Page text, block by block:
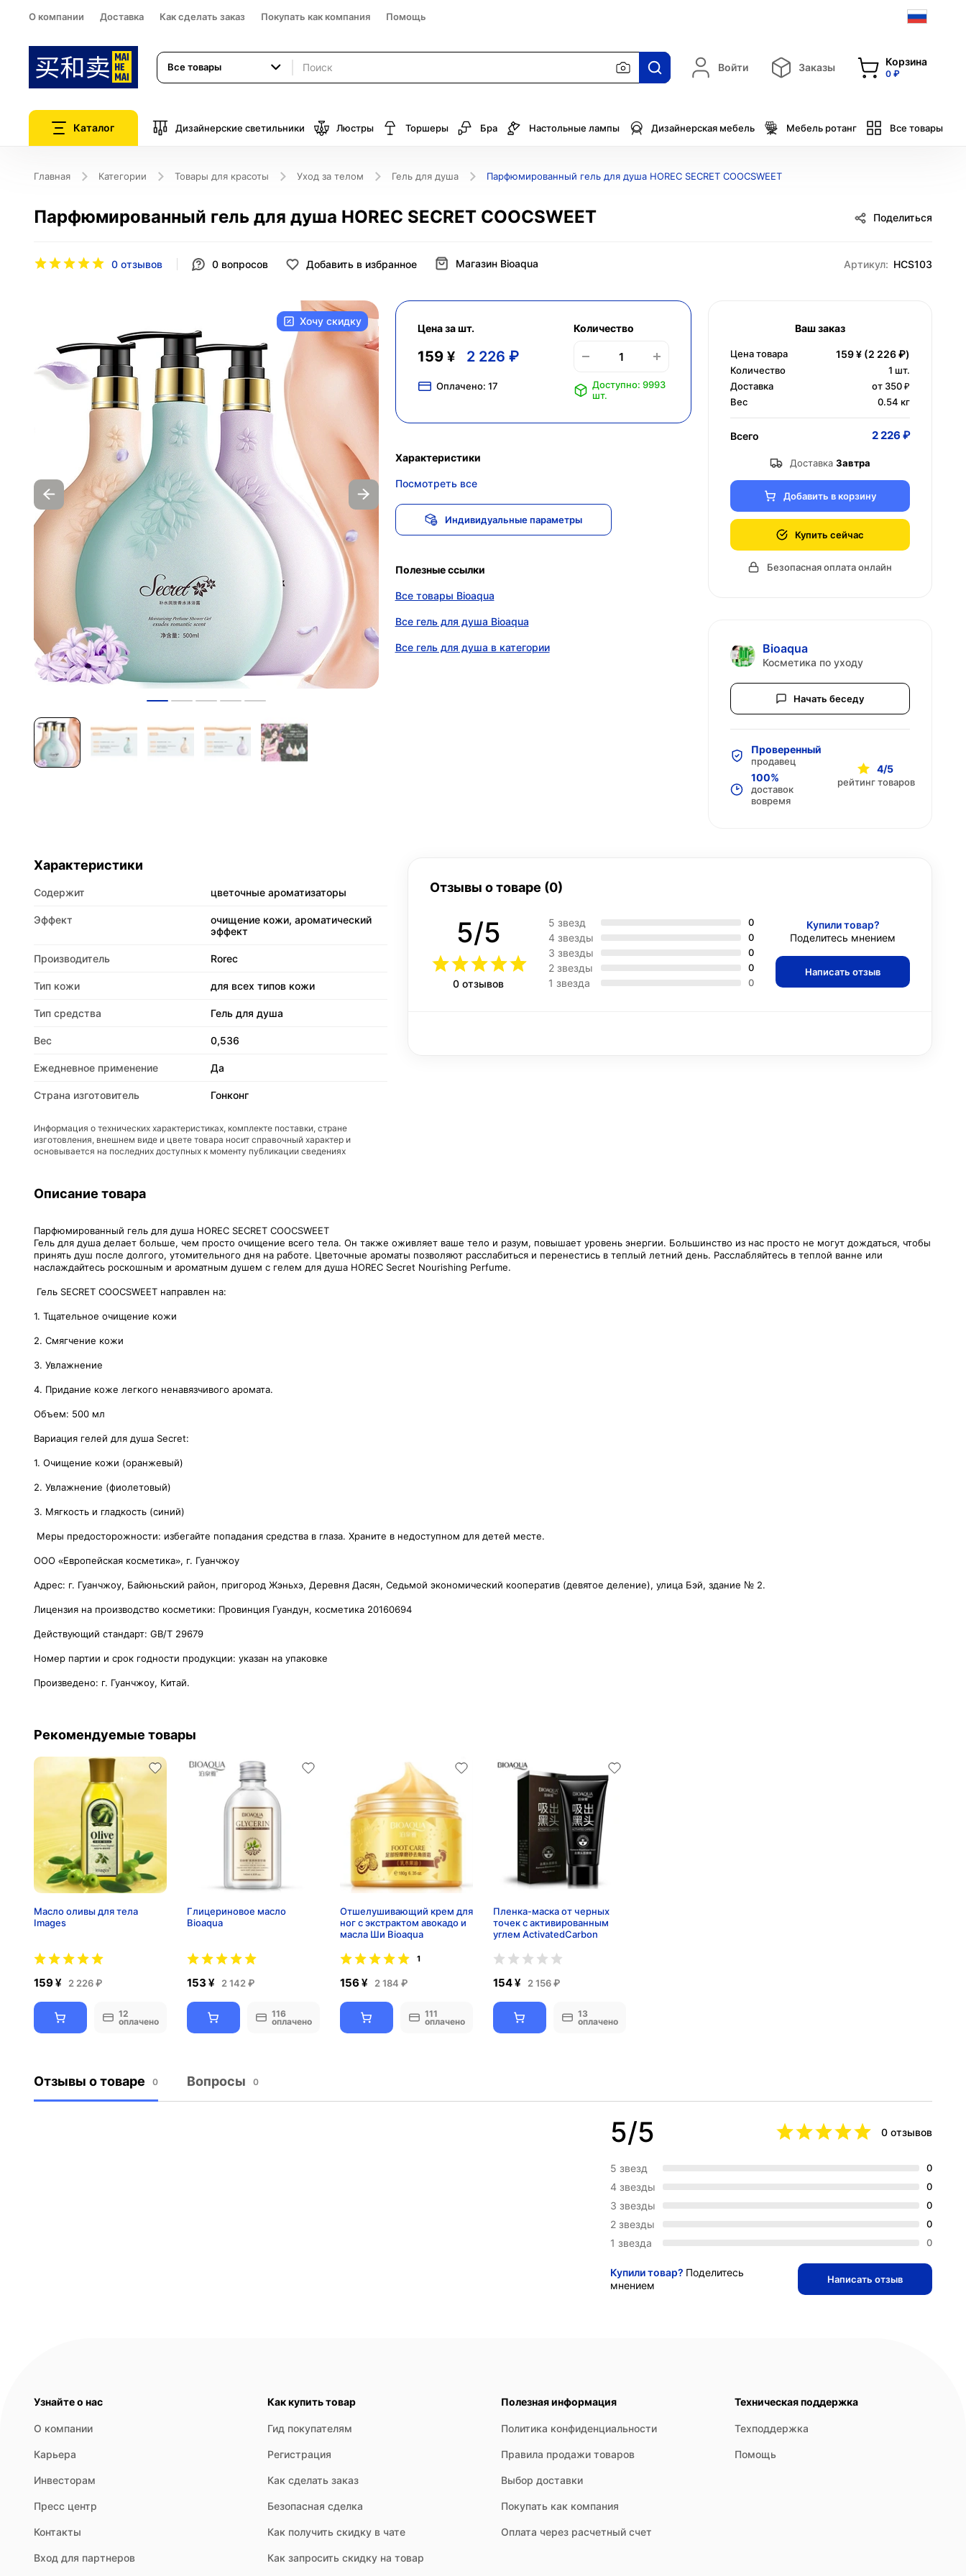
О компании Доставка Как сделать заказ Покупать как компания Помощь
Все товары Войти Заказы Корзина
0 ₽
Каталог Дизайнерские светильники Люстры Торшеры Бра Настольные лампы Дизайнерская мебель Мебель ротанг Все товары
Главная Категории Товары для красоты Уход за телом Гель для душа Парфюмированный гель для душа HOREC SECRET COOCSWEET
Парфюмированный гель для душа HOREC SECRET COOCSWEET
0 отзывов 0 вопросов Добавить в избранное
Поделиться
Магазин Bioaqua Артикул: HCS103
Хочу скидку
Цена за шт.
159 ¥ 2 226 ₽
Оплачено: 17
Количество
Доступно: 9993
шт.
Характеристики
Посмотреть все
Индивидуальные параметры
Полезные ссылки
Все товары Bioaqua
Все гель для душа Bioaqua
Все гель для душа в категории
Ваш заказ
Цена товара 159 ¥ (2 226 ₽)
Количество 1 шт.
Доставка
от 350 ₽
Вес
0.54 кг
Всего 2 226 ₽
Доставка Завтра
Добавить в корзину
Купить сейчас
Безопасная оплата онлайн
Bioaqua
Косметика по уходу
Начать беседу
Проверенный
продавец
100%
доставок
вовремя
4/5
рейтинг товаров
Характеристики
Содержит цветочные ароматизаторы
Эффект
очищение кожи, ароматический
эффект
Производитель Rorec
Тип кожи для всех типов кожи
Тип средства Гель для душа
Вес 0,536
Ежедневное применение Да
Страна изготовитель Гонконг
Информация о технических характеристиках, комплекте поставки, стране
изготовления, внешнем виде и цвете товара носит справочный характер и
основывается на последних доступных к моменту публикации сведениях
Отзывы о товаре (0)
5/5
0 отзывов
5 звезд 0
4 звезды 0
3 звезды 0
2 звезды 0
1 звезда 0
Купили товар?
Поделитесь мнением
Написать отзыв
Описание товара
Парфюмированный гель для душа HOREC SECRET COOCSWEET
Гель для душа делает больше, чем просто очищение всего тела. Он также оживляет ваше тело и разум, повышает уровень энергии. Большинство из нас просто не могут дождаться, чтобы
принять душ после долгого, утомительного дня на работе. Цветочные ароматы позволяют расслабиться и перенестись в теплый летний день. Расслабляйтесь в теплой ванне или
наслаждайтесь роскошным и ароматным душем с гелем для душа HOREC Secret Nourishing Perfume.
Гель SECRET COOCSWEET направлен на:
1. Тщательное очищение кожи
2. Смягчение кожи
3. Увлажнение
4. Придание коже легкого ненавязчивого аромата.
Объем: 500 мл
Вариация гелей для душа Secret:
1. Очищение кожи (оранжевый)
2. Увлажнение (фиолетовый)
3. Мягкость и гладкость (синий)
Меры предосторожности: избегайте попадания средства в глаза. Храните в недоступном для детей месте.
ООО «Европейская косметика», г. Гуанчжоу
Адрес: г. Гуанчжоу, Байюньский район, пригород Жэньхэ, Деревня Дасян, Седьмой экономический кооператив (девятое деление), улица Бэй, здание № 2.
Лицензия на производство косметики: Провинция Гуандун, косметика 20160694
Действующий стандарт: GB/T 29679
Номер партии и срок годности продукции: указан на упаковке
Произведено: г. Гуанчжоу, Китай.
Рекомендуемые товары
Масло оливы для тела
Images
159 ¥ 2 226 ₽
12
оплачено
Глицериновое масло
Bioaqua
153 ¥ 2 142 ₽
116
оплачено
Отшелушивающий крем для
ног с экстрактом авокадо и
масла Ши Bioaqua
1
156 ¥ 2 184 ₽
111
оплачено
Пленка-маска от черных
точек с активированным
углем ActivatedCarbon
154 ¥ 2 156 ₽
13
оплачено
Отзывы о товаре 0 Вопросы 0
5/5 0 отзывов
5 звезд 0
4 звезды 0
3 звезды 0
2 звезды 0
1 звезда 0
Купили товар? Поделитесь
мнением
Написать отзыв
Узнайте о нас
О компании
Карьера
Инвесторам
Пресс центр
Контакты
Вход для партнеров
Как купить товар
Гид покупателям
Регистрация
Как сделать заказ
Безопасная сделка
Как получить скидку в чате
Как запросить скидку на товар
Полезная информация
Политика конфиденциальности
Правила продажи товаров
Выбор доставки
Покупать как компания
Оплата через расчетный счет
Техническая поддержка
Техподдержка
Помощь